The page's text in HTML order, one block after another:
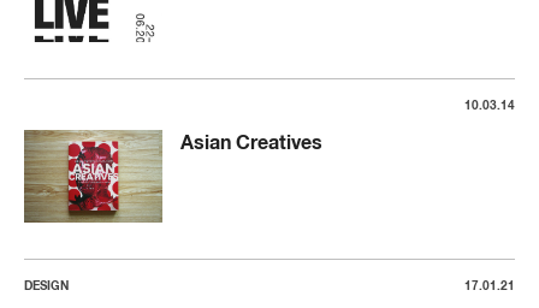
10.03.14
Asian Creatives
DESIGN 17.01.21